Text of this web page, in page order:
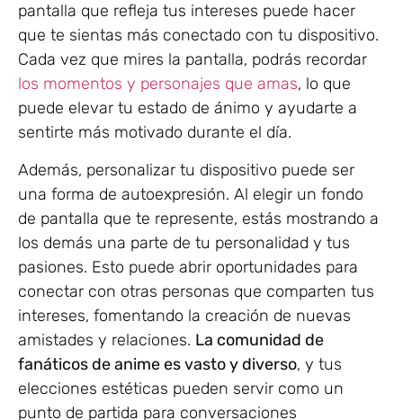
pantalla que refleja tus intereses puede hacer
que te sientas más conectado con tu dispositivo.
Cada vez que mires la pantalla, podrás recordar
los momentos y personajes que amas, lo que
puede elevar tu estado de ánimo y ayudarte a
sentirte más motivado durante el día.
Además, personalizar tu dispositivo puede ser
una forma de autoexpresión. Al elegir un fondo
de pantalla que te represente, estás mostrando a
los demás una parte de tu personalidad y tus
pasiones. Esto puede abrir oportunidades para
conectar con otras personas que comparten tus
intereses, fomentando la creación de nuevas
amistades y relaciones. La comunidad de
fanáticos de anime es vasto y diverso, y tus
elecciones estéticas pueden servir como un
punto de partida para conversaciones